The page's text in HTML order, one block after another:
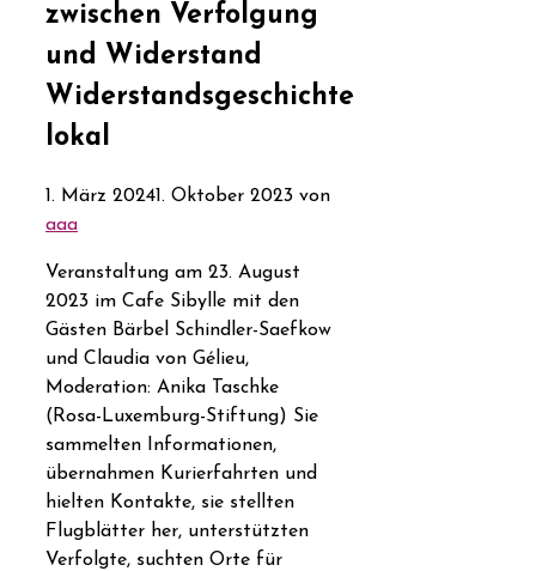
zwischen Verfolgung
und Widerstand
Widerstandsgeschichte
lokal
1. März 20241. Oktober 2023 von
aaa
Veranstaltung am 23. August
2023 im Cafe Sibylle mit den
Gästen Bärbel Schindler-Saefkow
und Claudia von Gélieu,
Moderation: Anika Taschke
(Rosa-Luxemburg-Stiftung) Sie
sammelten Informationen,
übernahmen Kurierfahrten und
hielten Kontakte, sie stellten
Flugblätter her, unterstützten
Verfolgte, suchten Orte für